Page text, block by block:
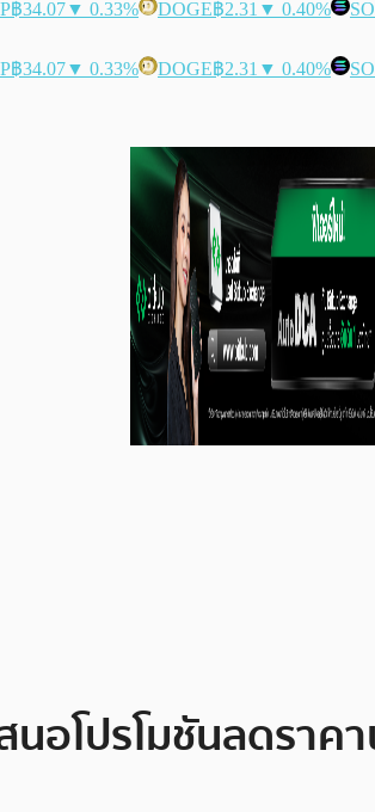
฿34.07▼ 0.33% DOGE฿2.31 ▼ 0.40%
฿34.07▼ 0.33% DOGE฿2.31 ▼ 0.40%
นอโปรโมชันลดรา